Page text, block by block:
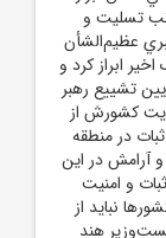
تسليت و
عظيم‌الشأن
ابراز کرد و
تشييع رهبر
کشورش از
در منطقه
آرامش در اين
و امنيت
نبايد از
هند